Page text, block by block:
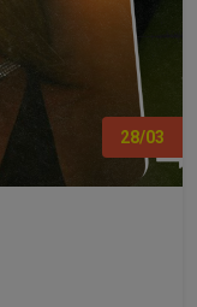
28/03